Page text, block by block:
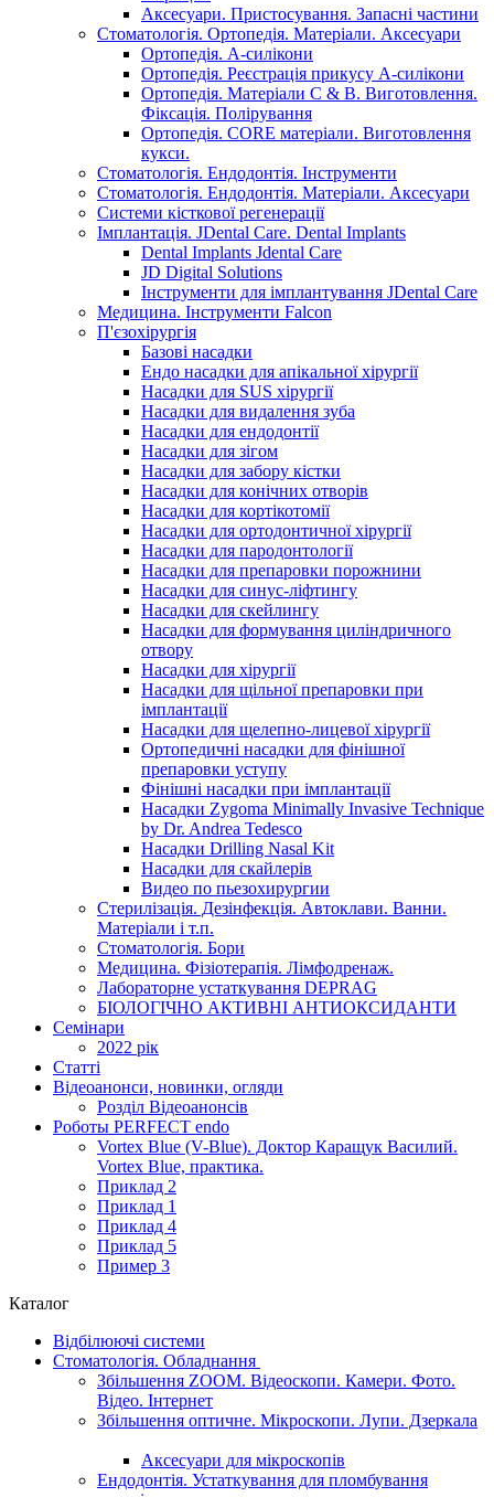
Аксесуари. Пристосування. Запасні частини
Стоматологія. Ортопедія. Матеріали. Аксесуари
Ортопедія. А-силікони
Ортопедія. Реєстрація прикусу А-силікони
Ортопедія. Матеріали C & B. Виготовлення.
Фіксація. Полірування
Ортопедія. CORE матеріали. Виготовлення
кукси.
Стоматологія. Ендодонтія. Інструменти
Стоматологія. Ендодонтія. Матеріали. Аксесуари
Системи кісткової регенерації
Імплантація. JDental Care. Dental Implants
Dental Implants Jdental Care
JD Digital Solutions
Інструменти для імплантування JDental Care
Медицина. Інструменти Falcon
П'єзохірургія
Базові насадки
Ендо насадки для апікальної хірургії
Насадки для SUS хірургії
Насадки для видалення зуба
Насадки для ендодонтії
Насадки для зігом
Насадки для забору кістки
Насадки для конічних отворів
Насадки для кортікотомії
Насадки для ортодонтичної хірургії
Насадки для пародонтології
Насадки для препаровки порожнини
Насадки для синус-ліфтингу
Насадки для скейлингу
Насадки для формування циліндричного
отвору
Насадки для хірургії
Насадки для щільної препаровки при
імплантації
Насадки для щелепно-лицевої хірургії
Ортопедичні насадки для фінішної
препаровки уступу
Фінішні насадки при імплантації
Насадки Zygoma Minimally Invasive Technique
by Dr. Andrea Tedesco
Насадки Drilling Nasal Kit
Насадки для скайлерів
Видео по пьезохирургии
Стерилізація. Дезінфекція. Автоклави. Ванни.
Матеріали і т.п.
Стоматологія. Бори
Медицина. Фізіотерапія. Лімфодренаж.
Лабораторне устаткування DEPRAG
БІОЛОГІЧНО АКТИВНІ АНТИОКСИДАНТИ
Семінари
2022 рік
Статті
Відеоанонси, новинки, огляди
Розділ Відеоанонсів
Роботы PERFECT endo
Vortex Blue (V-Blue). Доктор Каращук Василий.
Vortex Blue, практика.
Приклад 2
Приклад 1
Приклад 4
Приклад 5
Пример 3
Каталог
Відбілюючі системи
Стоматологія. Обладнання
Збільшення ZOOM. Відеоскопи. Камери. Фото.
Відео. Інтернет
Збільшення оптичне. Мікроскопи. Лупи. Дзеркала
Аксесуари для мікроскопів
Ендодонтія. Устаткування для пломбування